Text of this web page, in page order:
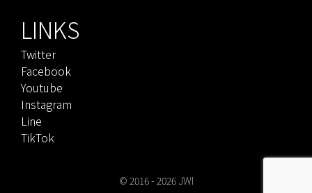
LINKS
Twitter
Facebook
Youtube
Instagram
Line
TikTok
© 2016 - 2026 JWI